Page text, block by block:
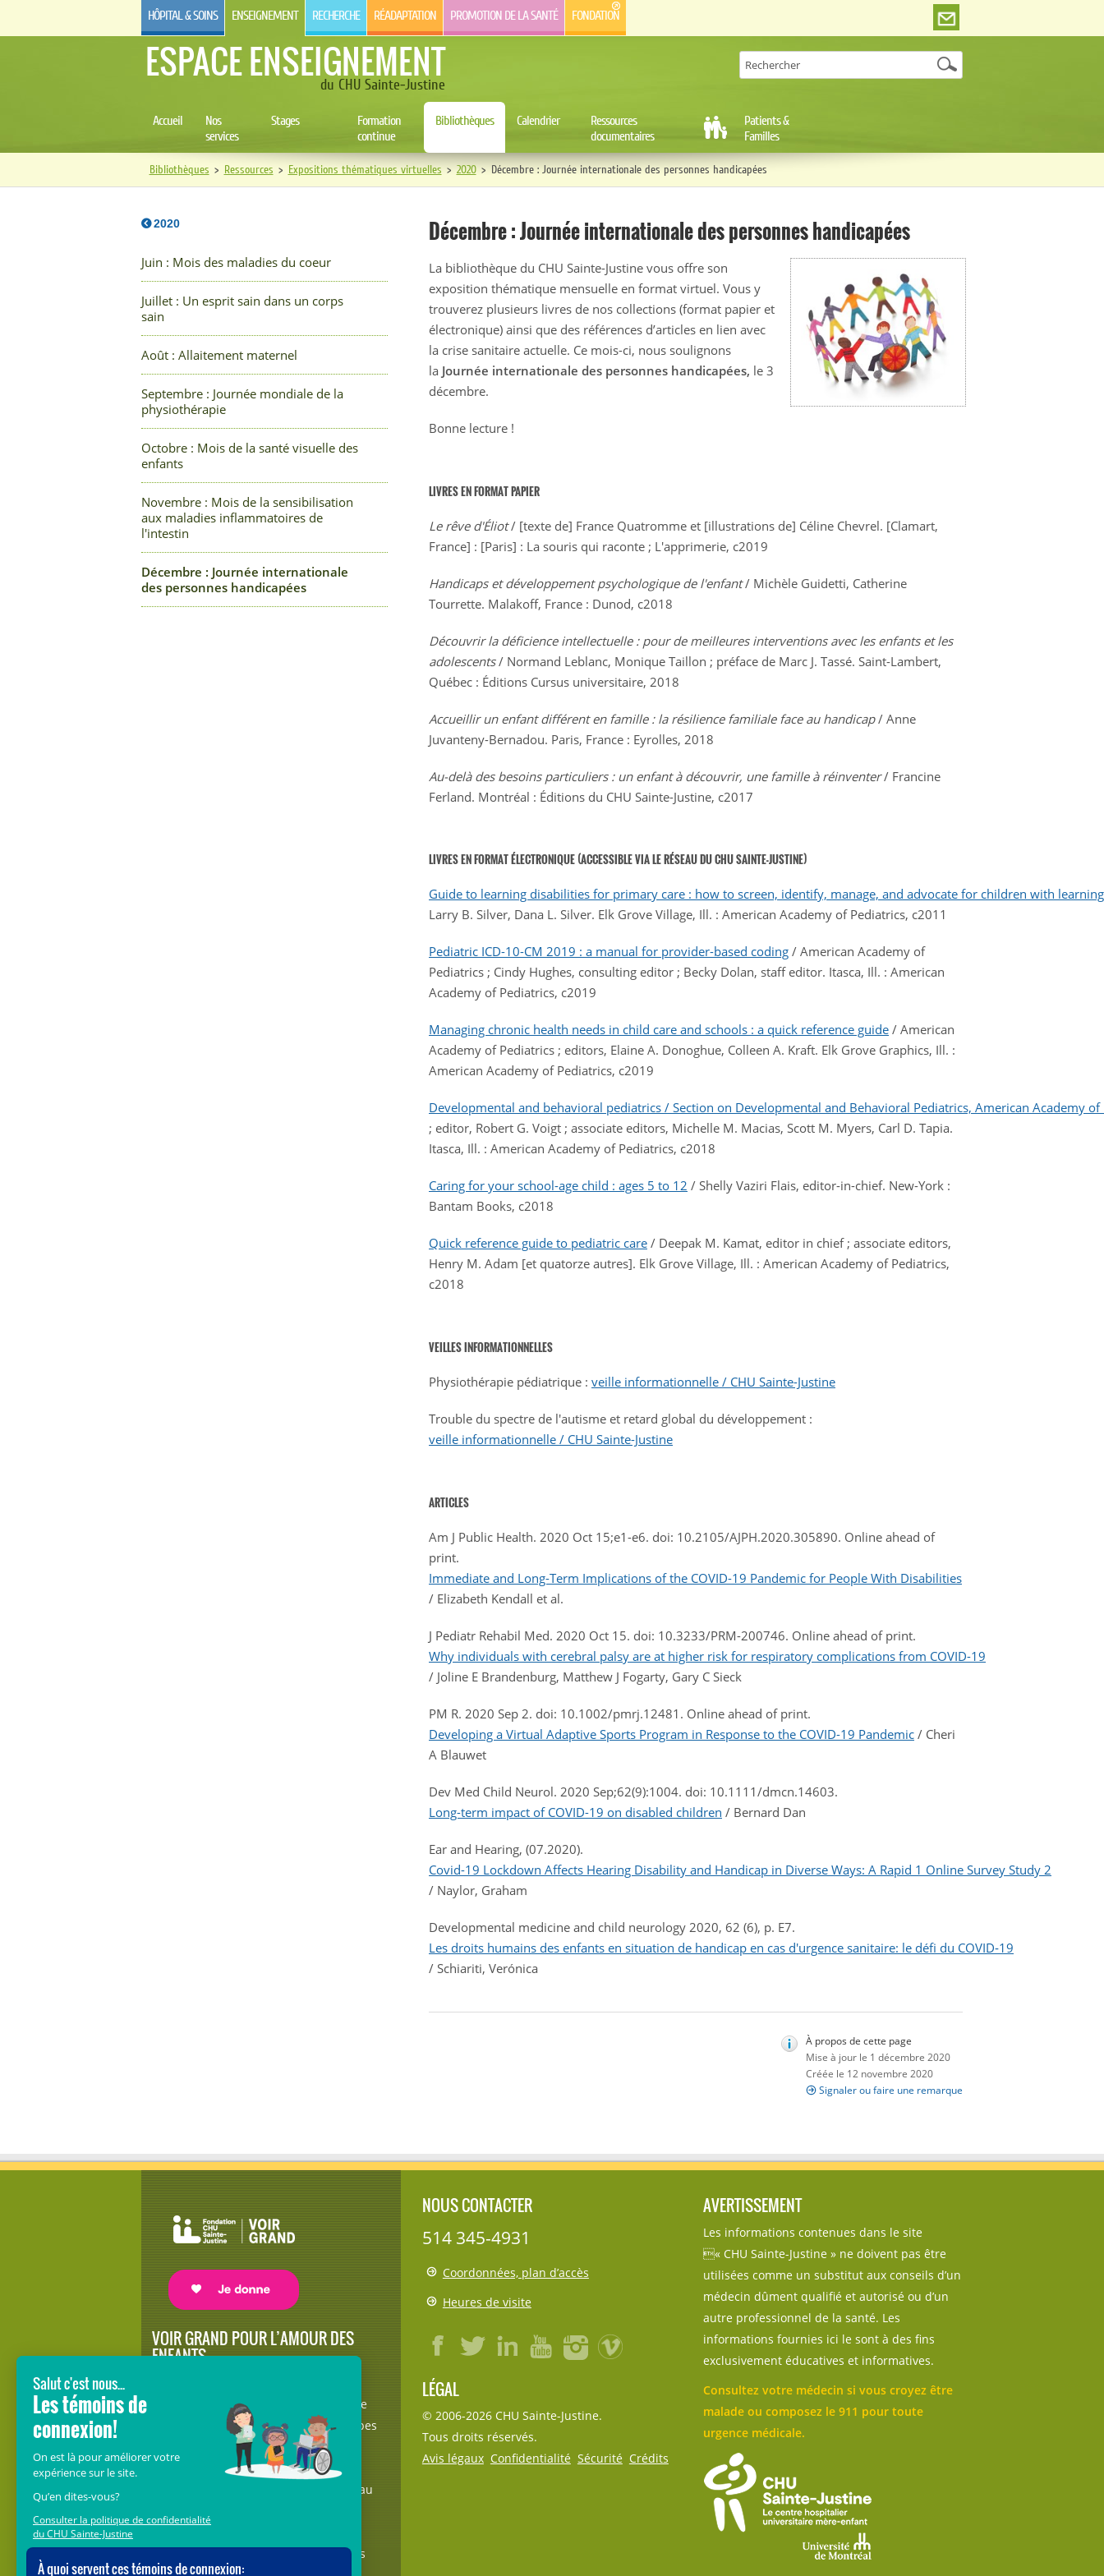
HÔPITAL & SOINS ENSEIGNEMENT RECHERCHE RÉADAPTATION PROMOTION DE LA SANTÉ FONDATION
ESPACE ENSEIGNEMENT
du CHU Sainte-Justine
Accueil
Nos
services
Stages
Formation
continue
Bibliothèques Calendrier
Ressources
documentaires
Patients &
Familles
Bibliothèques > Ressources > Expositions thématiques virtuelles > 2020 > Décembre : Journée internationale des personnes handicapées
2020
Juin : Mois des maladies du coeur
Juillet : Un esprit sain dans un corps
sain
Août : Allaitement maternel
Septembre : Journée mondiale de la
physiothérapie
Octobre : Mois de la santé visuelle des
enfants
Novembre : Mois de la sensibilisation
aux maladies inflammatoires de
l'intestin
Décembre : Journée internationale
des personnes handicapées
Décembre : Journée internationale des personnes handicapées
La bibliothèque du CHU Sainte-Justine vous offre son
exposition thématique mensuelle en format virtuel. Vous y
trouverez plusieurs livres de nos collections (format papier et
électronique) ainsi que des références d’articles en lien avec
la crise sanitaire actuelle. Ce mois-ci, nous soulignons
la Journée internationale des personnes handicapées, le 3
décembre.
Bonne lecture !
LIVRES EN FORMAT PAPIER
Le rêve d'Éliot/ [texte de] France Quatromme et [illustrations de] Céline Chevrel. [Clamart,
France] : [Paris] : La souris qui raconte ; L'apprimerie, c2019
Handicaps et développement psychologique de l'enfant/ Michèle Guidetti, Catherine
Tourrette. Malakoff, France : Dunod, c2018
Découvrir la déficience intellectuelle : pour de meilleures interventions avec les enfants et les
adolescents/ Normand Leblanc, Monique Taillon ; préface de Marc J. Tassé. Saint-Lambert,
Québec : Éditions Cursus universitaire, 2018
Accueillir un enfant différent en famille : la résilience familiale face au handicap/ Anne
Juvanteny-Bernadou. Paris, France : Eyrolles, 2018
Au-delà des besoins particuliers : un enfant à découvrir, une famille à réinventer/ Francine
Ferland. Montréal : Éditions du CHU Sainte-Justine, c2017
LIVRES EN FORMAT ÉLECTRONIQUE (ACCESSIBLE VIA LE RÉSEAU DU CHU SAINTE-JUSTINE)
Guide to learning disabilities for primary care : how to screen, identify, manage, and advocate for children with
Larry B. Silver, Dana L. Silver. Elk Grove Village, Ill. : American Academy of Pediatrics, c2011
Pediatric ICD-10-CM 2019 : a manual for provider-based coding / American Academy of
Pediatrics ; Cindy Hughes, consulting editor ; Becky Dolan, staff editor. Itasca, Ill. : American
Academy of Pediatrics, c2019
Managing chronic health needs in child care and schools : a quick reference guide / American
Academy of Pediatrics ; editors, Elaine A. Donoghue, Colleen A. Kraft. Elk Grove Graphics, Ill. :
American Academy of Pediatrics, c2019
Developmental and behavioral pediatrics / Section on Developmental and Behavioral Pediatrics, American Academy of
; editor, Robert G. Voigt ; associate editors, Michelle M. Macias, Scott M. Myers, Carl D. Tapia.
Itasca, Ill. : American Academy of Pediatrics, c2018
Caring for your school-age child : ages 5 to 12 / Shelly Vaziri Flais, editor-in-chief. New-York :
Bantam Books, c2018
Quick reference guide to pediatric care / Deepak M. Kamat, editor in chief ; associate editors,
Henry M. Adam [et quatorze autres]. Elk Grove Village, Ill. : American Academy of Pediatrics,
c2018
VEILLES INFORMATIONNELLES
Physiothérapie pédiatrique : veille informationnelle / CHU Sainte-Justine
Trouble du spectre de l'autisme et retard global du développement :
veille informationnelle / CHU Sainte-Justine
ARTICLES
Am J Public Health. 2020 Oct 15;e1-e6. doi: 10.2105/AJPH.2020.305890. Online ahead of
print.
Immediate and Long-Term Implications of the COVID-19 Pandemic for People With Disabilities
/ Elizabeth Kendall et al.
J Pediatr Rehabil Med. 2020 Oct 15. doi: 10.3233/PRM-200746. Online ahead of print.
Why individuals with cerebral palsy are at higher risk for respiratory complications from COVID-19
/ Joline E Brandenburg, Matthew J Fogarty, Gary C Sieck
PM R. 2020 Sep 2. doi: 10.1002/pmrj.12481. Online ahead of print.
Developing a Virtual Adaptive Sports Program in Response to the COVID-19 Pandemic / Cheri
A Blauwet
Dev Med Child Neurol. 2020 Sep;62(9):1004. doi: 10.1111/dmcn.14603.
Long-term impact of COVID-19 on disabled children / Bernard Dan
Ear and Hearing, (07.2020).
Covid-19 Lockdown Affects Hearing Disability and Handicap in Diverse Ways: A Rapid 1 Online Survey Study 2
/ Naylor, Graham
Developmental medicine and child neurology 2020, 62 (6), p. E7.
Les droits humains des enfants en situation de handicap en cas d'urgence sanitaire: le défi du COVID‐19
/ Schiariti, Verónica
À propos de cette page
Mise à jour le 1 décembre 2020
Créée le 12 novembre 2020
Signaler ou faire une remarque
VOIR GRAND POUR L’AMOUR DES
ENFANTS
vous au cœur de la campagne majeure
Voir Grand, nous conduisons les équipes
soignantes vers les opportunités de la
science et des nouvelles technologies
pour que chaque enfant, où qu’il soit au
Justine. Ensemble, unissons nos forces
NOUS CONTACTER
514 345-4931
Coordonnées, plan d’accès
Heures de visite
LÉGAL
© 2006-2026CHU Sainte-Justine.
Tous droits réservés.
Avis légaux Confidentialité Sécurité Crédits
AVERTISSEMENT
Les informations contenues dans le site
« CHU Sainte-Justine » ne doivent pas être
utilisées comme un substitut aux conseils d’un
médecin dûment qualifié et autorisé ou d’un
autre professionnel de la santé. Les
informations fournies ici le sont à des fins
exclusivement éducatives et informatives.
Consultez votre médecin si vous croyez être
malade ou composez le 911 pour toute
urgence médicale.